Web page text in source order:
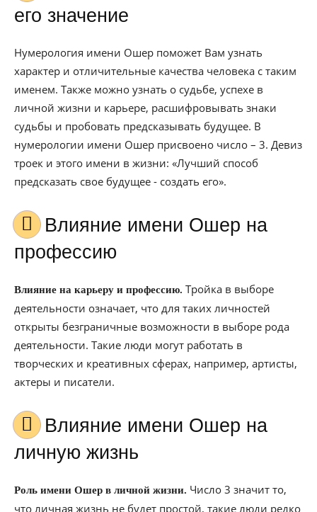
его значение
Нумерология имени Ошер поможет Вам узнать
характер и отличительные качества человека с таким
именем. Также можно узнать о судьбе, успехе в
личной жизни и карьере, расшифровывать знаки
судьбы и пробовать предсказывать будущее. В
нумерологии имени Ошер присвоено число – 3. Девиз
троек и этого имени в жизни: «Лучший способ
предсказать свое будущее - создать его».
Влияние имени Ошер на
профессию
Влияние на карьеру и профессию. Тройка в выборе
деятельности означает, что для таких личностей
открыты безграничные возможности в выборе рода
деятельности. Такие люди могут работать в
творческих и креативных сферах, например, артисты,
актеры и писатели.
Влияние имени Ошер на
личную жизнь
Роль имени Ошер в личной жизни. Число 3 значит то,
что личная жизнь не будет простой, такие люди редко